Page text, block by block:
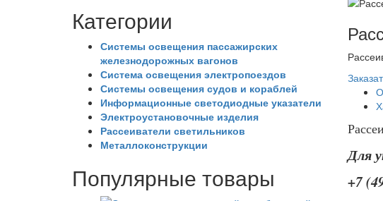
Категории
Системы освещения пассажирских
железнодорожных вагонов
Система освещения электропоездов
Системы освещения судов и кораблей
Информационные светодиодные указатели
Электроустановочные изделия
Рассеиватели светильников
Металлоконструкции
Популярные товары
Для
+7